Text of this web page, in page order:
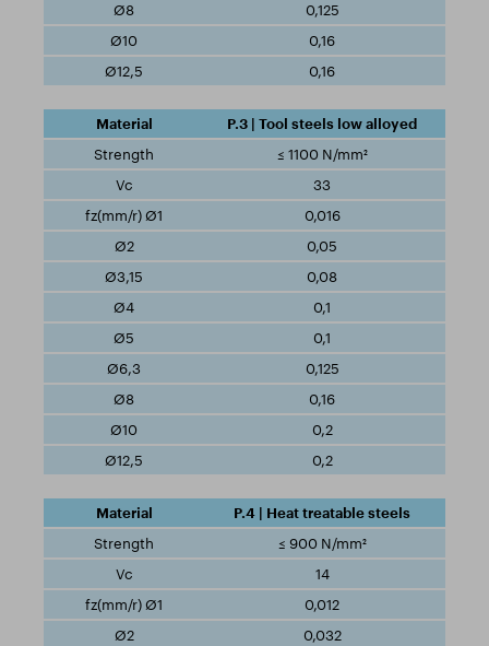
0,125
0,16
0,16
P.3 | Tool steels low alloyed
≤ 1100 N/mm²
33
0,016
0,05
0,08
0,1
0,1
0,125
0,16
0,2
0,2
P.4 | Heat treatable steels
≤ 900 N/mm²
14
0,012
0,032